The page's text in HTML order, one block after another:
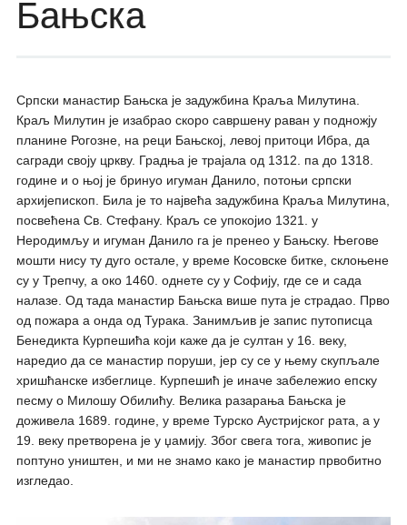
Бањска
Српски манастир Бањска је задужбина Краља Милутина.
Краљ Милутин је изабрао скоро савршену раван у подножју
планине Рогозне, на реци Бањској, левој притоци Ибра, да
сагради своју цркву. Градња је трајала од 1312. па до 1318.
године и о њој је бринуо игуман Данило, потоњи српски
архијепископ. Била је то највећа задужбина Краља Милутина,
посвећена Св. Стефану. Краљ се упокојио 1321. у
Неродимљу и игуман Данило га је пренео у Бањску. Његове
мошти нису ту дуго остале, у време Косовске битке, склоњене
су у Трепчу, а око 1460. однете су у Софију, где се и сада
налазе. Од тада манастир Бањска више пута је страдао. Прво
од пожара а онда од Турака. Занимљив је запис путописца
Бенедикта Курпешића који каже да је султан у 16. веку,
наредио да се манастир поруши, јер су се у њему скупљале
хришћанске избеглице. Курпешић је иначе забележио епску
песму о Милошу Обилићу. Велика разарања Бањска је
доживела 1689. године, у време Турско Аустријског рата, а у
19. веку претворена је у џамију. Због свега тога, живопис је
поптуно уништен, и ми не знамо како је манастир првобитно
изгледао.